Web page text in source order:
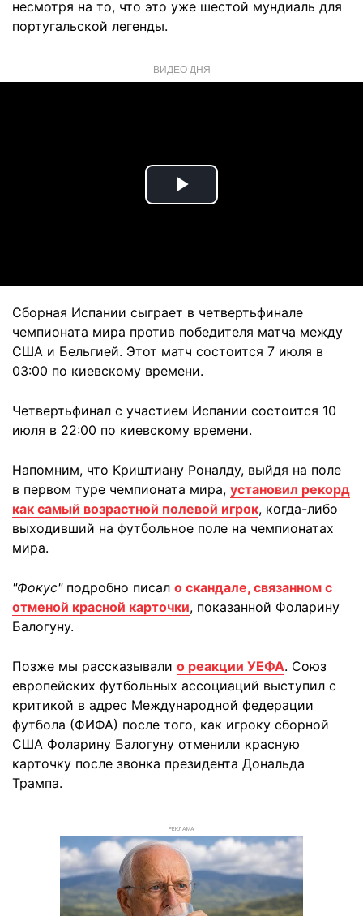
несмотря на то, что это уже шестой мундиаль для
португальской легенды.
ВИДЕО ДНЯ
Play
Сборная Испании сыграет в четвертьфинале
чемпионата мира против победителя матча между
США и Бельгией. Этот матч состоится 7 июля в
03:00 по киевскому времени.
Четвертьфинал с участием Испании состоится 10
июля в 22:00 по киевскому времени.
Напомним, что Криштиану Роналду, выйдя на поле
в первом туре чемпионата мира, установил рекорд
как самый возрастной полевой игрок, когда-либо
выходивший на футбольное поле на чемпионатах
мира.
"Фокус"подробно писал о скандале, связанном с
отменой красной карточки, показанной Фоларину
Балогуну.
Позже мы рассказывали о реакции УЕФА. Союз
европейских футбольных ассоциаций выступил с
критикой в адрес Международной федерации
футбола (ФИФА) после того, как игроку сборной
США Фоларину Балогуну отменили красную
карточку после звонка президента Дональда
Трампа.
РЕКЛАМА